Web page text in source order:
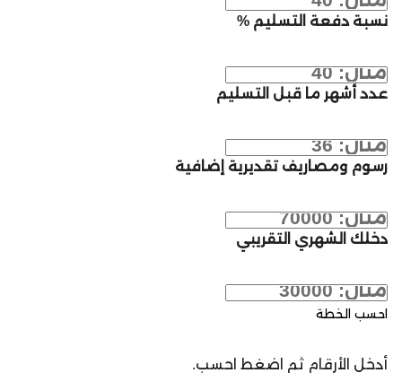
نسبة دفعة التسليم %
عدد أشهر ما قبل التسليم
رسوم ومصاريف تقديرية إضافية
دخلك الشهري التقريبي
احسب الخطة
أدخل الأرقام ثم اضغط احسب.